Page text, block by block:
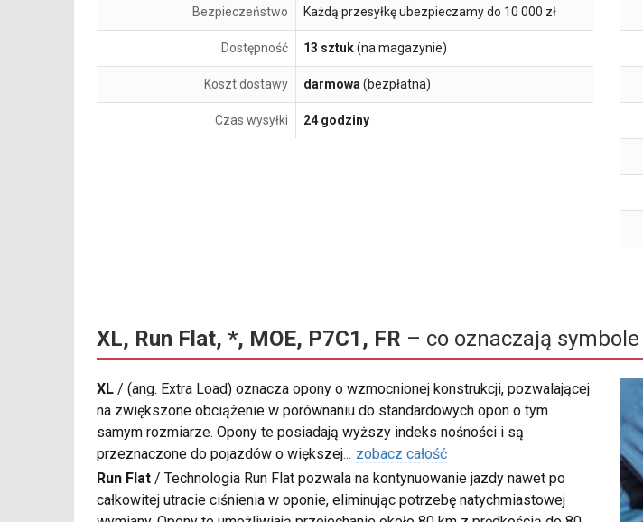
Bezpieczeństwo Każdą przesyłkę ubezpieczamy do 10 000 zł
Dostępność 13 sztuk(na magazynie)
Koszt dostawy darmowa(bezpłatna)
Czas wysyłki 24 godziny
XL, Run Flat, *, MOE, P7C1, FR – co oznaczają
XL / (ang. Extra Load) oznacza opony o wzmocnionej konstrukcji, pozwalającej
na zwiększone obciążenie w porównaniu do standardowych opon o tym
samym rozmiarze. Opony te posiadają wyższy indeks nośności i są
przeznaczone do pojazdów o większej... zobacz całość
Run Flat / Technologia Run Flat pozwala na kontynuowanie jazdy nawet po
całkowitej utracie ciśnienia w oponie, eliminując potrzebę natychmiastowej